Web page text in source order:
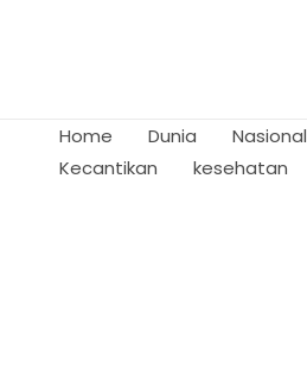
Home Dunia Nasional
Kecantikan
kesehatan